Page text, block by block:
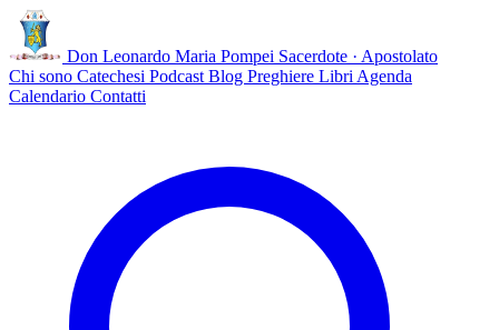
Don Leonardo Maria Pompei Sacerdote · Apostolato
Chi sono Catechesi Podcast Blog Preghiere Libri Agenda
Calendario Contatti